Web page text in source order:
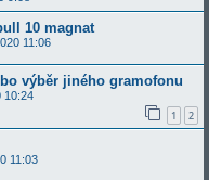
10 magnat
11:06
výběr jiného gramofonu
10:24
1 2
11:03